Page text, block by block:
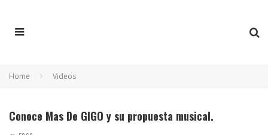
Home Videos
Conoce Mas De GIGO y su propuesta musical.